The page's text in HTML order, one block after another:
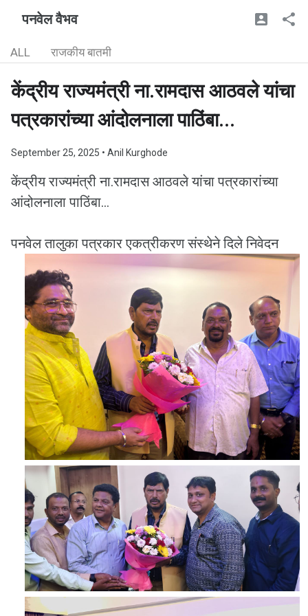
पनवेल वैभव
ALL राजकीय बातमी
केंद्रीय राज्यमंत्री ना.रामदास आठवले यांचा
पत्रकारांच्या आंदोलनाला पाठिंबा...
September 25, 2025 • Anil Kurghode
केंद्रीय राज्यमंत्री ना.रामदास आठवले यांचा पत्रकारांच्या
आंदोलनाला पाठिंबा...
पनवेल तालुका पत्रकार एकत्रीकरण संस्थेने दिले निवेदन